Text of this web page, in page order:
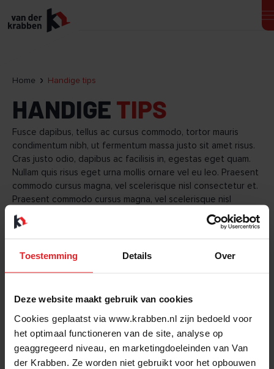
Toestemming Details Over
Deze website maakt gebruik van cookies
Cookies geplaatst via www.krabben.nl zijn bedoeld voor
het optimaal functioneren van de site, analyse op
geaggregeerd niveau, en marketingdoeleinden van Van
der Krabben. Ze worden niet gebruikt voor het opbouwen
Home Handige tips
HANDIGE TIPS
Fusce dapibus, tellus ac cursus commodo, tortor mauris
condimentum nibh, ut fermentum massa justo sit amet risus.
Cras justo odio, dapibus ac facilisis in, egestas eget quam.
Nullam quis risus eget urna mollis ornare vel eu leo. Praesent
commodo cursus magna, vel scelerisque nisl consectetur et.
Praesent commodo cursus magna, vel scelerisque nisl
consectetur et. Nulla vitae elit libero, a pharetra augue.
Praesent commodo cursus magna, vel scelerisque nisl
in, egestas eget quam. Duis mollis, est non commodo luctus,
nisi erat porttitor ligula, eget lacinia odio sem nec elit.
Aenean lacinia bibendum nulla sed consectetur.
Nullam id dolor id nibh ultricies vehicula ut id elit. Donec sed
odio dui. Donec ullamcorper nulla non metus auctor fringilla.